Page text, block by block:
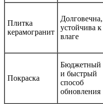
Плитка
керамогранит
Долговечна,
устойчива к
влаге
Покраска
Бюджетный
и быстрый
способ
обновления